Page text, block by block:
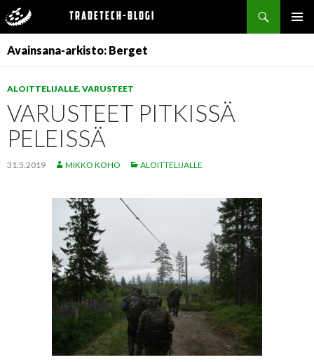
Tradetech-blogi
Haku
SIIRRY
SISÄLTÖÖN
Avainsana-arkisto: Berget
ALOITTELIJALLE, VARUSTEET
VARUSTEET PITKISSÄ
PELEISSÄ
31.5.2019 MIKKO KOHO ALOITTELIJALLE